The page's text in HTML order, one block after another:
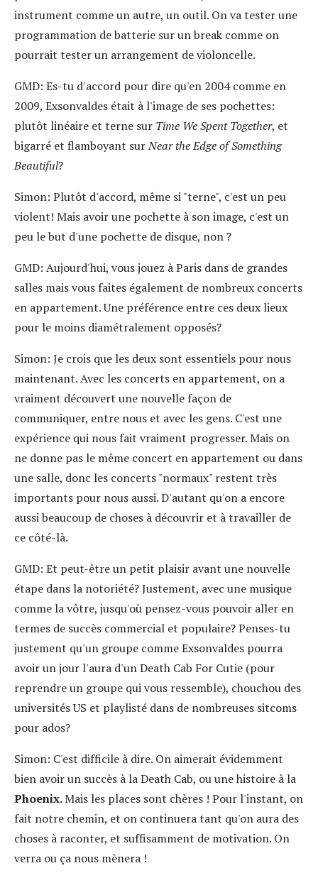
instrument comme un autre, un outil. On va tester une
programmation de batterie sur un break comme on
pourrait tester un arrangement de violoncelle.
GMD: Es-tu d'accord pour dire qu'en 2004 comme en
2009, Exsonvaldes était à l'image de ses pochettes:
plutôt linéaire et terne sur Time We Spent Together, et
bigarré et flamboyant surNear the Edge of Something
Beautiful?
Simon: Plutôt d'accord, même si "terne", c'est un peu
violent! Mais avoir une pochette à son image, c'est un
peu le but d'une pochette de disque, non ?
GMD: Aujourd'hui, vous jouez à Paris dans de grandes
salles mais vous faites également de nombreux concerts
en appartement. Une préférence entre ces deux lieux
pour le moins diamétralement opposés?
Simon: Je crois que les deux sont essentiels pour nous
maintenant. Avec les concerts en appartement, on a
vraiment découvert une nouvelle façon de
communiquer, entre nous et avec les gens. C'est une
expérience qui nous fait vraiment progresser. Mais on
ne donne pas le même concert en appartement ou dans
une salle, donc les concerts "normaux" restent très
importants pour nous aussi. D'autant qu'on a encore
aussi beaucoup de choses à découvrir et à travailler de
ce côté-là.
GMD: Et peut-être un petit plaisir avant une nouvelle
étape dans la notoriété? Justement, avec une musique
comme la vôtre, jusqu'où pensez-vous pouvoir aller en
termes de succès commercial et populaire? Penses-tu
justement qu'un groupe comme Exsonvaldes pourra
avoir un jour l'aura d'un Death Cab For Cutie (pour
reprendre un groupe qui vous ressemble), chouchou des
universités US et playlisté dans de nombreuses sitcoms
pour ados?
Simon: C'est difficile à dire. On aimerait évidemment
bien avoir un succès à la Death Cab, ou une histoire à la
Phoenix. Mais les places sont chères ! Pour l'instant, on
fait notre chemin, et on continuera tant qu'on aura des
choses à raconter, et suffisamment de motivation. On
verra ou ça nous mènera !